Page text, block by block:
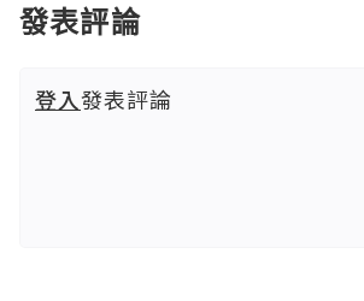
發表評論
登入發表評論